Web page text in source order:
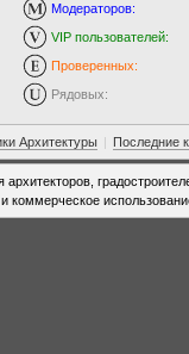
Модераторов:
VIP пользователей:
Проверенных:
Рядовых:
Архитектуры | Последние
коммерческое